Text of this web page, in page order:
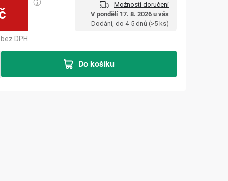
Možnosti doručení
V pondělí 17. 8. 2026 u vás
Dodání, do 4-5 dnů (>5 ks)
DPH
Do košíku